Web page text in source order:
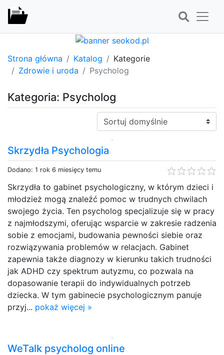
Strona główna Katalog
Kategorie
Zdrowie i uroda
Psycholog
Kategoria: Psycholog
Sortuj:
Skrzydła Psychologia
Dodano: 1 rok 6 miesięcy temu
Skrzydła to gabinet psychologiczny, w którym dzieci i
młodzież mogą znaleźć pomoc w trudnych chwilach
swojego życia. Ten psycholog specjalizuje się w pracy
z najmłodszymi, oferując wsparcie w zakresie radzenia
sobie z emocjami, budowania pewności siebie oraz
rozwiązywania problemów w relacjach. Gabinet
zapewnia także diagnozy w kierunku takich trudności
jak ADHD czy spektrum autyzmu, co pozwala na
dopasowanie terapii do indywidualnych potrzeb
dziecka. W tym gabinecie psychologicznym panuje
przyj... pokaż więcej »
WeTalk psycholog online